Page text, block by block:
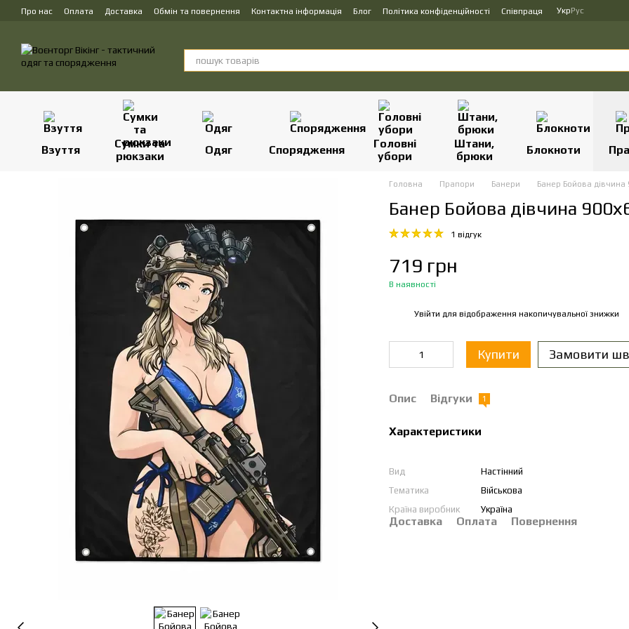
Перейти до основного контенту
Про нас Оплата Доставка Обмін та повернення Контактна інформація Блог Політика конфіденційності Співпраця УкрРус
Взуття
Сумки та
рюкзаки
Одяг Спорядження
Головні
убори
Штани,
брюки
Блокноти
Головна Прапори Банери Банер Бойова дівчина
Банер Бойова дівчина
1 відгук
719 грн
В наявності
Увійти для відображення накопичувальної знижки
Купити Замовити
Опис Відгуки 1
Характеристики
Вид
Настінний
Тематика
Військова
Країна виробник
Україна
Доставка Оплата Повернення